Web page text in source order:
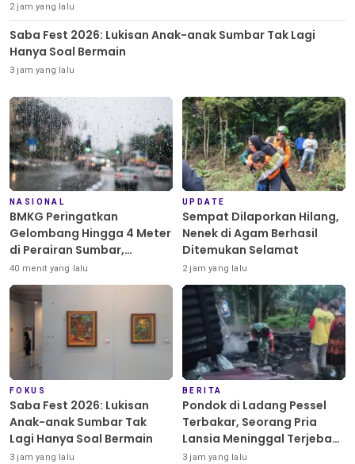
2 jam yang lalu
Saba Fest 2026: Lukisan Anak-anak Sumbar Tak Lagi
Hanya Soal Bermain
3 jam yang lalu
NASIONAL
BMKG Peringatkan
Gelombang Hingga 4 Meter
di Perairan Sumbar,
Nelayan dan Kapal Ferry
Diminta Waspada
40 menit yang lalu
UPDATE
Sempat Dilaporkan Hilang,
Nenek di Agam Berhasil
Ditemukan Selamat
2 jam yang lalu
FOKUS
Saba Fest 2026: Lukisan
Anak-anak Sumbar Tak
Lagi Hanya Soal Bermain
3 jam yang lalu
BERITA
Pondok di Ladang Pessel
Terbakar, Seorang Pria
Lansia Meninggal Terjebak
Api
3 jam yang lalu